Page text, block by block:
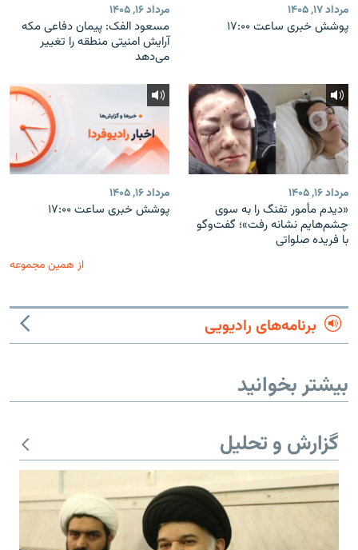
مرداد ۱۷, ۱۴۰۵
پوشش خبری ساعت ۱۷:۰۰
مرداد ۱۶, ۱۴۰۵
مسعود الفک: پیمان دفاعی مکه
آرایش امنیتی منطقه را تغییر
می‌دهد
مرداد ۱۶, ۱۴۰۵
«دیدم مأمور تفنگ را به سوی
چشم‌هایم نشانه رفت»؛ گفت‌و‌گو
با فریده صلواتی
مرداد ۱۶, ۱۴۰۵
پوشش خبری ساعت ۱۷:۰۰
از همین مجموعه
برنامه‌های رادیویی
بیشتر بخوانید
گزارش و تحلیل